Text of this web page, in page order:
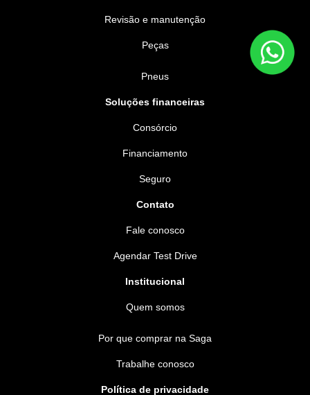
Revisão e manutenção
Peças
Pneus
Soluções financeiras
Consórcio
Financiamento
Seguro
Contato
Fale conosco
Agendar Test Drive
Institucional
Quem somos
Por que comprar na Saga
Trabalhe conosco
Política de privacidade